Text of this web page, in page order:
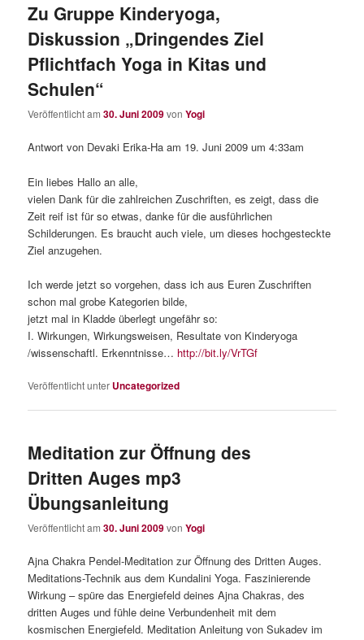
Zu Gruppe Kinderyoga,
Diskussion „Dringendes Ziel
Pflichtfach Yoga in Kitas und
Schulen“
Veröffentlicht am30. Juni 2009vonYogi
Antwort von Devaki Erika-Ha am 19. Juni 2009 um 4:33am
Ein liebes Hallo an alle,
vielen Dank für die zahlreichen Zuschriften, es zeigt, dass die
Zeit reif ist für so etwas, danke für die ausführlichen
Schilderungen. Es braucht auch viele, um dieses hochgesteckte
Ziel anzugehen.
Ich werde jetzt so vorgehen, dass ich aus Euren Zuschriften
schon mal grobe Kategorien bilde,
jetzt mal in Kladde überlegt ungefähr so:
I. Wirkungen, Wirkungsweisen, Resultate von Kinderyoga
/wissenschaftl. Erkenntnisse… http://bit.ly/VrTGf
Veröffentlicht unter Uncategorized
Meditation zur Öffnung des
Dritten Auges mp3
Übungsanleitung
Veröffentlicht am30. Juni 2009vonYogi
Ajna Chakra Pendel-Meditation zur Öffnung des Dritten Auges.
Meditations-Technik aus dem Kundalini Yoga. Faszinierende
Wirkung – spüre das Energiefeld deines Ajna Chakras, des
dritten Auges und fühle deine Verbundenheit mit dem
kosmischen Energiefeld. Meditation Anleitung von Sukadev im